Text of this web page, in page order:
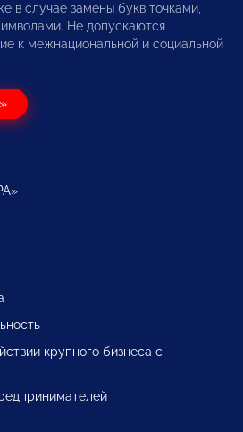
в случае замены букв точками,
Не допускаются
к межнациональной и социальной
крупного бизнеса с